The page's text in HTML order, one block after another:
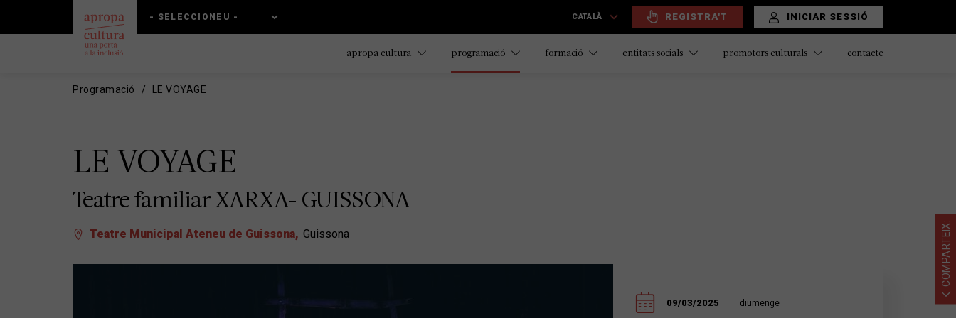
contingut
main
CATALÀ REGISTRA'T INICIAR SESSIÓ
apropa cultura programació formació entitats socials promotors culturals contacte
Programació LE VOYAGE
LE VOYAGE
Teatre familiar XARXA- GUISSONA
Teatre Municipal Ateneu de Guissona Guissona
09/03/2025 diumenge
COMPARTEIX: